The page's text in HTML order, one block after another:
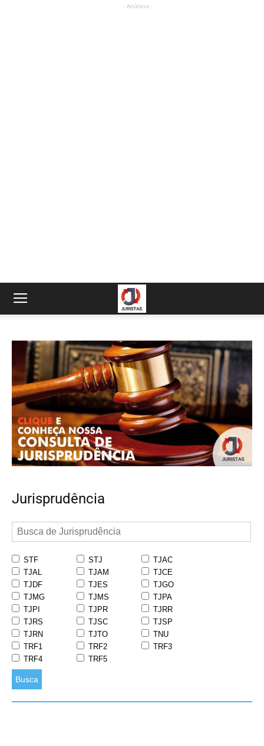
- Anúncio -
Jurisprudência
STF STJ
TJAC
TJAL
TJAM
TJCE
TJDF
TJES
TJGO
TJMG
TJMS
TJPA
TJPI
TJPR
TJRR
TJRS
TJSC
TJSP
TJRN
TJTO
TNU
TRF1
TRF2
TRF3
TRF4
TRF5
Busca